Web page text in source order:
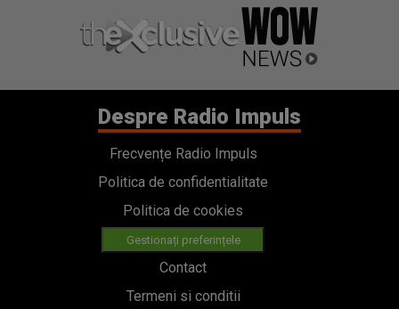
Despre Radio Impuls
Frecvențe Radio Impuls
Politica de confidentialitate
Politica de cookies
Gestionați preferințele
Contact
Termeni si conditii